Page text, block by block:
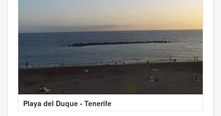
Playa del Duque - Tenerife